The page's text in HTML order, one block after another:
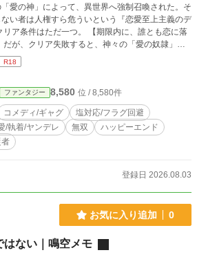
愛の神」によって、異世界へ強制召喚された。そ
い者は人権すら危ういという『恋愛至上主義のデ
終えることになる。 蓮は、モテすぎた
抜く『審神者の眼』と、リアリストな『知識』と
るジャンルのヒロインを【塩対応】でスルーして
ブコ
R18
ファンタジー 8,580 位 / 8,580件
コメディ/ギャグ
塩対応/フラグ回避
/執着/ヤンデレ 無双
ハッピーエンド
登録日 2026.08.03
お気に入り追加 0
はない｜鳴空メモ